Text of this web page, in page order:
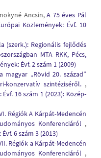
Ancsin,A 75 éves Pál
Közlemények: Évf. 10
(szerk.): Regionális fejlődés
MTA RKK, Pécs,
Évf. 2 szám 1 (2009)
magyar „Rövid 20. század”
konzervatív szintéziséről. ,
16 szám 1 (2023): Közép-
Régiók A Kárpát-Medencén
Konferenciáról ,
6 szám 3 (2013)
Régiók a Kárpát-Medencén
Konferenciáról ,